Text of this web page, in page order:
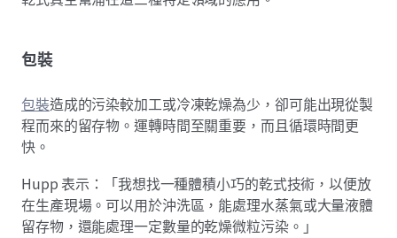
包裝
包裝造成的污染較加工或冷凍乾燥為少，卻可能出現從製
程而來的留存物。運轉時間至關重要，而且循環時間更
快。
Hupp 表示：「我想找一種體積小巧的乾式技術，以便放
在生產現場。可以用於沖洗區，能處理水蒸氣或大量液體
留存物，還能處理一定數量的乾燥微粒污染。」